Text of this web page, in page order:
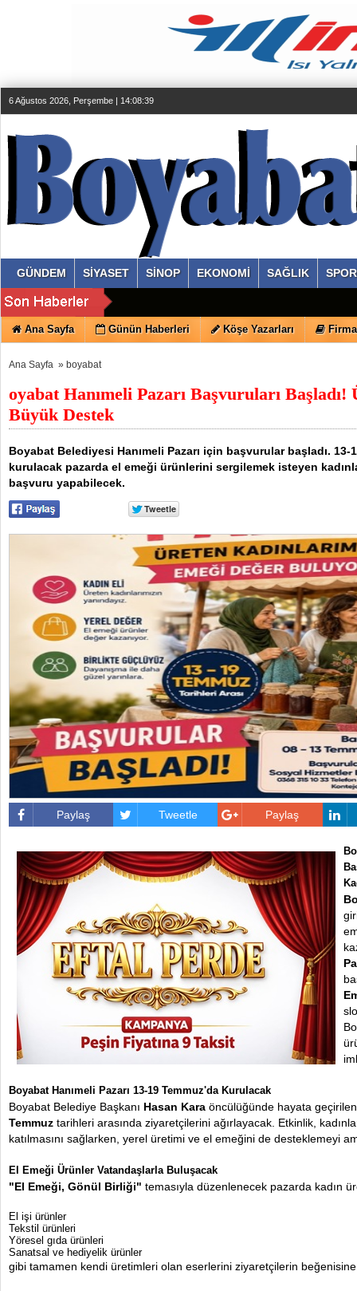
6 Ağustos 2026, Perşembe | 14:08:39
GÜNDEM SİYASET SİNOP EKONOMİ SAĞLIK SPOR
Ana Sayfa Günün Haberleri Köşe Yazarları
Ana Sayfa » boyabat
oyabat Hanımeli Pazarı Başvuruları
Büyük Destek
Boyabat Belediyesi Hanımeli Pazarı için başvurular başladı.
kurulacak pazarda el emeği ürünlerini sergilemek isteyen
başvuru yapabilecek.
Paylaş Tweetle Paylaş
Boyabat Hanımeli Pazarı 13-19 Temmuz'da Kurulacak
Boyabat Belediye Başkanı Hasan Kara öncülüğünde hayata
Temmuz tarihleri arasında ziyaretçilerini ağırlayacak. Etkinlik,
katılmasını sağlarken, yerel üretimi ve el emeğini de desteklemeyi
El Emeği Ürünler Vatandaşlarla Buluşacak
"El Emeği, Gönül Birliği" temasıyla düzenlenecek pazarda kadın
El işi ürünler
Tekstil ürünleri
Yöresel gıda ürünleri
Sanatsal ve hediyelik ürünler
gibi tamamen kendi üretimleri olan eserlerini ziyaretçilerin